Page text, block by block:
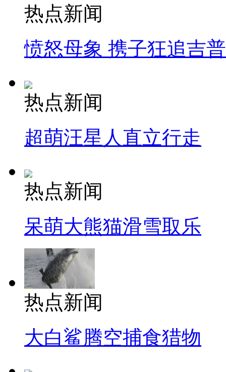
热点新闻
愤怒母象 携子狂追吉
热点新闻
超萌汪星人直立行走
热点新闻
呆萌大熊猫滑雪取乐
热点新闻
大白鲨腾空捕食猎物